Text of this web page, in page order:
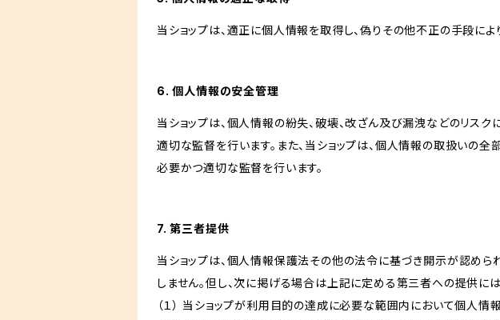
当ショップは、適正に個人情報を取得し、偽りその他不正の手段によ
6. 個人情報の安全管理
当ショップは、個人情報の紛失、破壊、改ざん及び漏洩などのリス
適切な監督を行います。また、当ショップは、個人情報の取扱いの
必要かつ適切な監督を行います。
7. 第三者提供
当ショップは、個人情報保護法その他の法令に基づき開示が認め
しません。但し、次に掲げる場合は上記に定める第三者への提供には
（１） 当ショップが利用目的の達成に必要な範囲内において個人